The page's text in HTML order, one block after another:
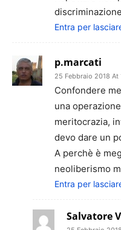
Entra per
p.marcati
25 Febbraio 2018 At
Confondere
una
meritocrazia,
devo dare un
A perchè è
neoliberismo
Entra per
Salvatore